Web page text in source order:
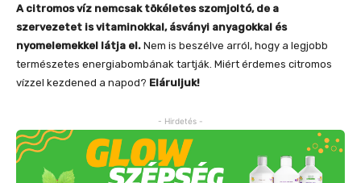
A citromos víz nemcsak tökéletes szomjoltó, de a
szervezetet is vitaminokkal, ásványi anyagokkal és
nyomelemekkel látja el. Nem is beszélve arról, hogy a legjobb
természetes energiabombának tartják. Miért érdemes citromos
vízzel kezdened a napod? Eláruljuk!
- Hirdetés -